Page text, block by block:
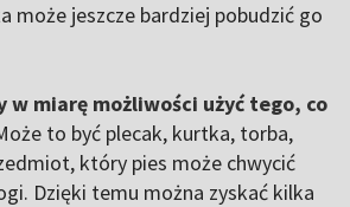
może jeszcze bardziej pobudzić go
w miarę możliwości użyć tego, co
to być plecak, kurtka, torba,
który pies może chwycić
Dzięki temu można zyskać kilka